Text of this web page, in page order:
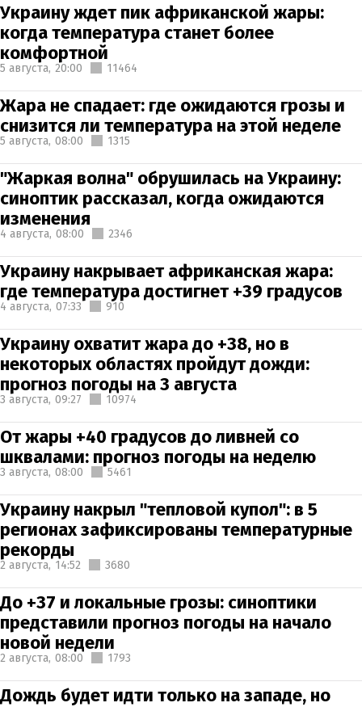
Украину ждет пик африканской жары:
когда температура станет более
комфортной
5 августа, 20:00 11464
Жара не спадает: где ожидаются грозы и
снизится ли температура на этой неделе
5 августа, 08:00 1315
"Жаркая волна" обрушилась на Украину:
синоптик рассказал, когда ожидаются
изменения
4 августа, 08:00 2346
Украину накрывает африканская жара:
где температура достигнет +39 градусов
4 августа, 07:33 910
Украину охватит жара до +38, но в
некоторых областях пройдут дожди:
прогноз погоды на 3 августа
3 августа, 09:27 10974
От жары +40 градусов до ливней со
шквалами: прогноз погоды на неделю
3 августа, 08:00 5461
Украину накрыл "тепловой купол": в 5
регионах зафиксированы температурные
рекорды
2 августа, 14:52 3680
До +37 и локальные грозы: синоптики
представили прогноз погоды на начало
новой недели
2 августа, 08:00 1793
Дождь будет идти только на западе, но